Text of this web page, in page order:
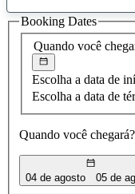
Quando você
Escolha a data de
Escolha a data de
Quando você chegará?
04 de agosto 05 de
Booking Dates